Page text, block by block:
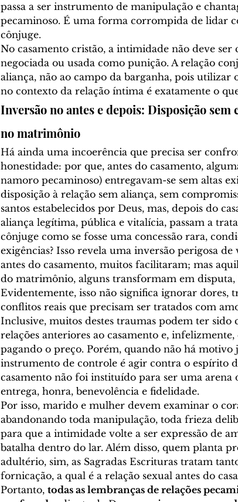
passa a ser instrumento de manipulação e
pecaminoso. É uma forma corrompida de lidar
cônjuge.
No casamento cristão, a intimidade não deve ser
negociada ou usada como punição. A relação
aliança, não ao campo da barganha, pois utilizar
no contexto da relação íntima é exatamente o
Inversão no antes e depois: Disposição
no matrimônio
Há ainda uma incoerência que precisa ser
honestidade: por que, antes do casamento,
namoro pecaminoso) entregavam-se sem altas
disposição à relação sem aliança, sem
santos estabelecidos por Deus, mas, depois do
aliança legítima, pública e vitalícia, passam a
cônjuge como se fosse uma concessão rara,
exigências? Isso revela uma inversão perigosa
antes do casamento, muitos facilitaram; mas
do matrimônio, alguns transformam em disputa,
Evidentemente, isso não significa ignorar dores,
conflitos reais que precisam ser tratados com
Inclusive, muitos destes traumas podem ter sido
relações anteriores ao casamento e,
pagando o preço. Porém, quando não há
instrumento de controle é agir contra o espírito
casamento não foi instituído para ser uma arena
entrega, honra, benevolência e fidelidade.
Por isso, marido e mulher devem examinar o
abandonando toda manipulação, toda frieza
para que a intimidade volte a ser expressão de
batalha dentro do lar. Além disso, quem planta
adultério, sim, as Sagradas Escrituras tratam
fornicação, a qual é a relação sexual antes do
Portanto, todas as lembranças de relações